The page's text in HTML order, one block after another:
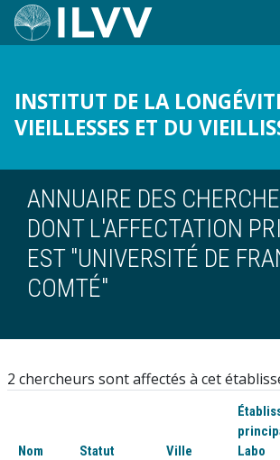
Aller
au
INSTITUT DE LA
VIEILLESSES ET DU
ANNUAIRE DES
DONT L'AFFECTATION
EST "UNIVERSITÉ DE
COMTÉ"
2 chercheurs sont affectés à cet
Nom Statut Ville
Labo